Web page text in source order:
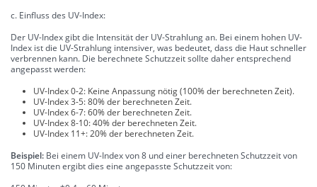
c. Einfluss des UV-Index:
Der UV-Index gibt die Intensität der UV-Strahlung an. Bei einem hohen UV-
Index ist die UV-Strahlung intensiver, was bedeutet, dass die Haut schneller
verbrennen kann. Die berechnete Schutzzeit sollte daher entsprechend
angepasst werden:
UV-Index 0-2: Keine Anpassung nötig (100% der berechneten Zeit).
UV-Index 3-5: 80% der berechneten Zeit.
UV-Index 6-7: 60% der berechneten Zeit.
UV-Index 8-10: 40% der berechneten Zeit.
UV-Index 11+: 20% der berechneten Zeit.
Beispiel: Bei einem UV-Index von 8 und einer berechneten Schutzzeit von
150 Minuten ergibt dies eine angepasste Schutzzeit von: